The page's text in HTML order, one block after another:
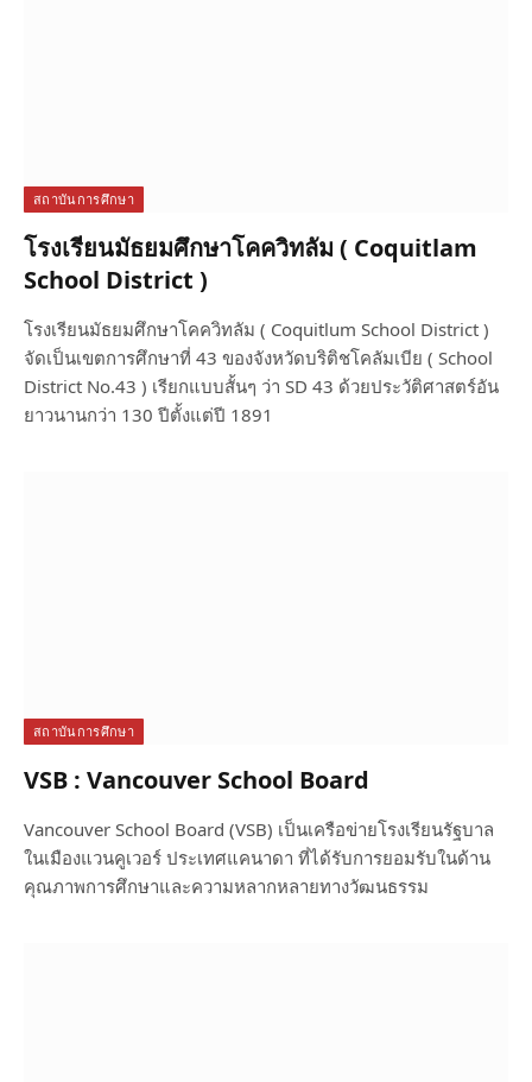
สถาบันการศึกษา
โรงเรียนมัธยมศึกษาโคควิทลัม ( Coquitlam
School District )
โรงเรียนมัธยมศึกษาโคควิทลัม ( Coquitlum School District )
จัดเป็นเขตการศึกษาที่ 43 ของจังหวัดบริติชโคลัมเบีย ( School
District No.43 ) เรียกแบบสั้นๆ ว่า SD 43 ด้วยประวัติศาสตร์อัน
ยาวนานกว่า 130 ปีตั้งแต่ปี 1891
สถาบันการศึกษา
VSB : Vancouver School Board
Vancouver School Board (VSB) เป็นเครือข่ายโรงเรียนรัฐบาล
ในเมืองแวนคูเวอร์ ประเทศแคนาดา ที่ได้รับการยอมรับในด้าน
คุณภาพการศึกษาและความหลากหลายทางวัฒนธรรม